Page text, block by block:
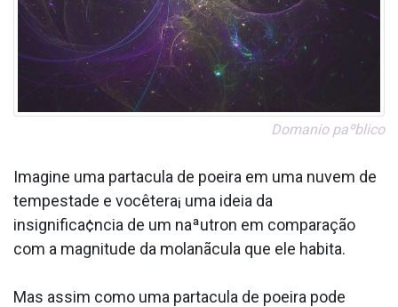
Doma­nio paºblico
Imagine uma parta­cula de poeira em uma nuvem de
tempestade e vocêtera¡ uma ideia da
insignifica¢ncia de um naªutron em comparação
com a magnitude da molanãcula que ele habita.
Mas assim como uma parta­cula de poeira pode